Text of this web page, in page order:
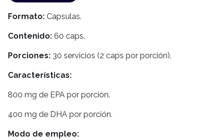
Formato: Capsulas.
Contenido: 60 caps.
Porciones: 30 servicios (2 caps por porción).
Características:
800 mg de EPA por porción.
400 mg de DHA por porción.
Modo de empleo: